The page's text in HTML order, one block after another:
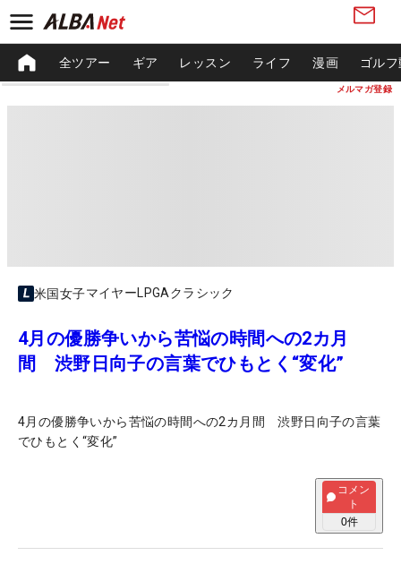
メルマガ登録
全ツアー ギア レッスン ライフ 漫画 ゴル
米国女子マイヤーLPGAクラシック
4月の優勝争いから苦悩の時間への2カ月
間 渋野日向子の言葉でひもとく“変化”
4月の優勝争いから苦悩の時間への2カ月間 渋野日向子の言葉
でひもとく“変化”
コメン
ト
0件